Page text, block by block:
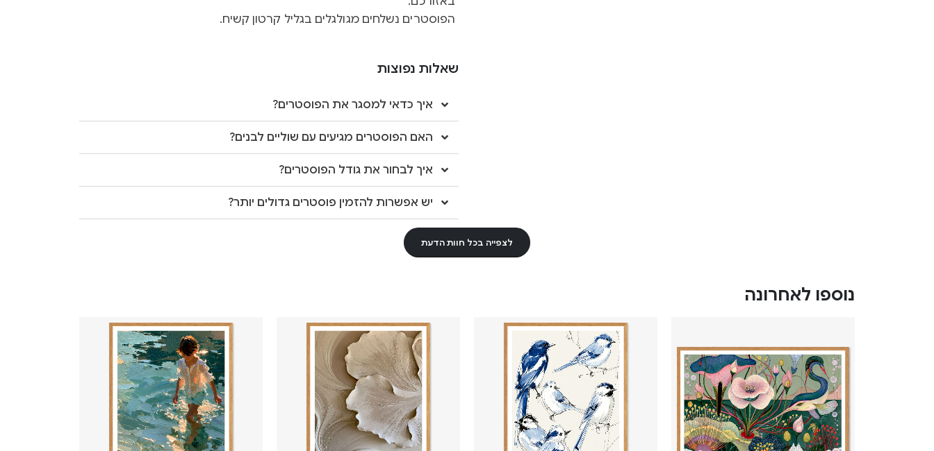
הפוסטרים נשלחים מגולגלים בגליל קרטון קשיח.
שאלות נפוצות
איך כדאי למסגר את הפוסטרים?
האם הפוסטרים מגיעים עם שוליים לבנים?
איך לבחור את גודל הפוסטרים?
יש אפשרות להזמין פוסטרים גדולים יותר?
לצפייה בכל חוות הדעת
נוספו לאחרונה